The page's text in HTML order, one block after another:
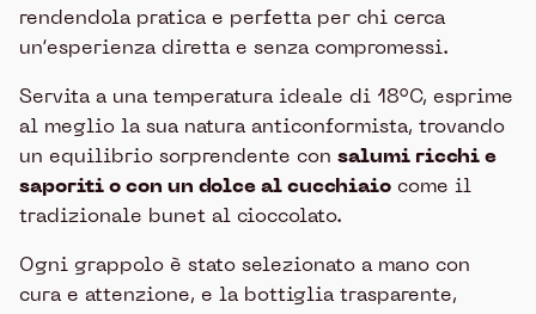
rendendola pratica e perfetta per chi cerca
un’esperienza diretta e senza compromessi.
Servita a una temperatura ideale di 18°C, esprime
al meglio la sua natura anticonformista, trovando
un equilibrio sorprendente con salumi ricchi e
saporiti o con un dolce al cucchiaio come il
tradizionale bunet al cioccolato.
Ogni grappolo è stato selezionato a mano con
cura e attenzione, e la bottiglia trasparente,